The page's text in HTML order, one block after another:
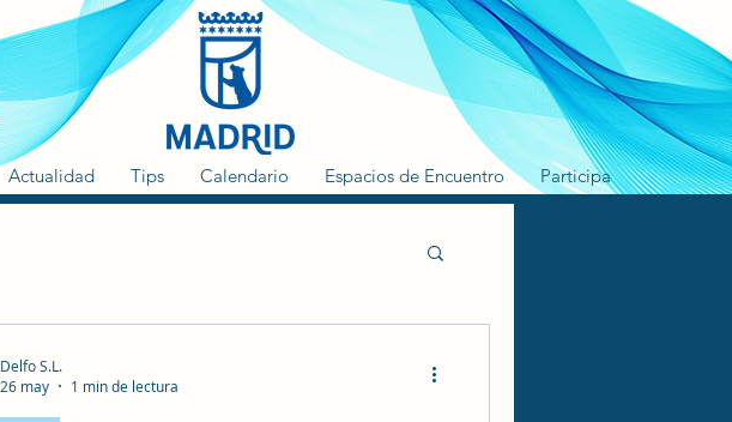
Actualidad Tips Calendario Espacios de Encuentro Participa
Delfo S.L.
26 may
1 min de lectura